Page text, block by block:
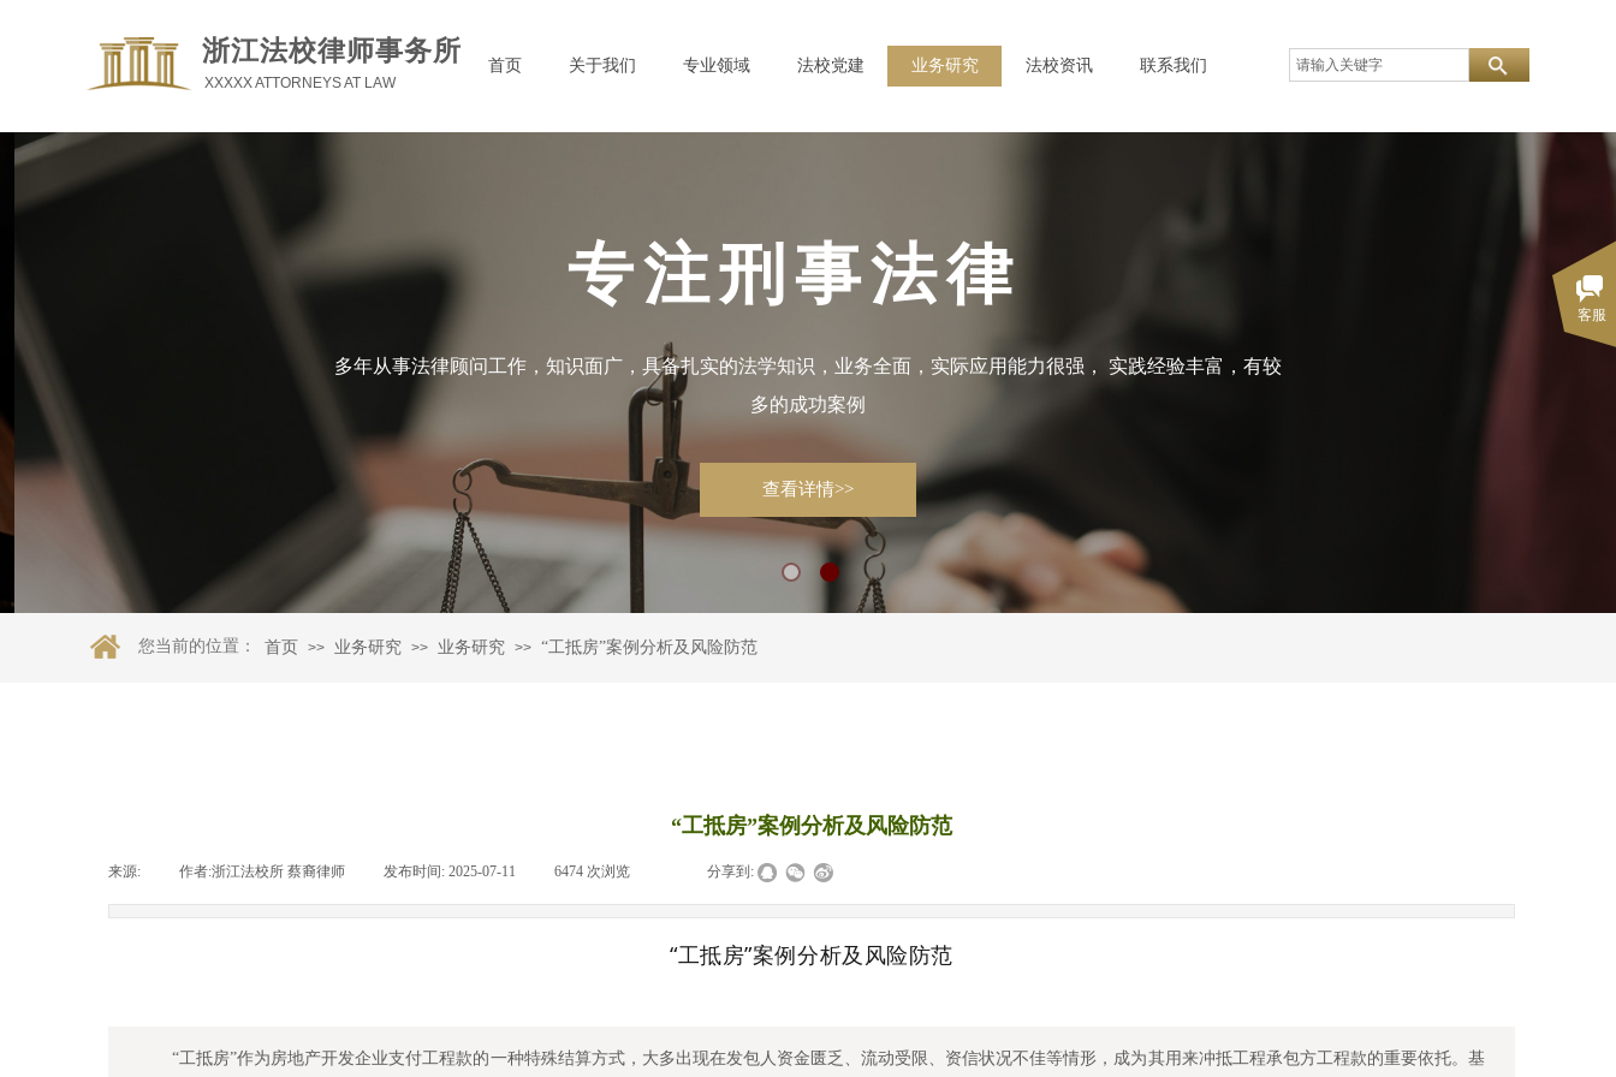
浙江法校律师事务所
XXXXX ATTORNEYS AT LAW
首页 关于我们 专业领域 法校党建 业务研究 法校资讯 联系我们
专注刑事法律
多年从事法律顾问工作，知识面广，具备扎实的法学知识，业务全面，实际应用能力很强， 实践经验丰富，有较
多的成功案例
查看详情>>
首页 >> 业务研究 >> 业务研究 >> “工抵房”案例分析及风险防范
您当前的位置：
“工抵房”案例分析及风险防范
来源: 作者:浙江法校所 蔡裔律师 发布时间: 2025-07-11 6474 次浏览 分享到:
“工抵房”案例分析及风险防范
“工抵房”作为房地产开发企业支付工程款的一种特殊结算方式，大多出现在发包人资金匮乏、流动受限、资信状况不佳等情形，成为其用来冲抵工程承包方工程款的重要依托。基
客服